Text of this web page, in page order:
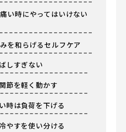
い時にやってはいけない
を和らげるセルフケア
しすぎない
節を軽く動かす
時は負荷を下げる
やすを使い分ける